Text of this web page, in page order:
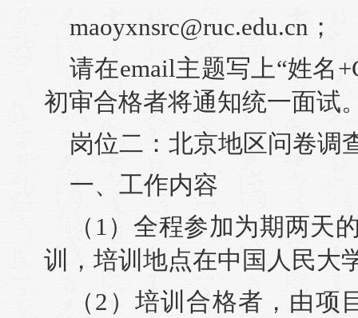
maoyxnsrc@ruc.edu.cn；
请在email主题写上“姓名
初审合格者将通知统一面试
岗位二：北京地区问卷调
一、工作内容
（1）全程参加为期两天
训，培训地点在中国人民大
（2）培训合格者，由